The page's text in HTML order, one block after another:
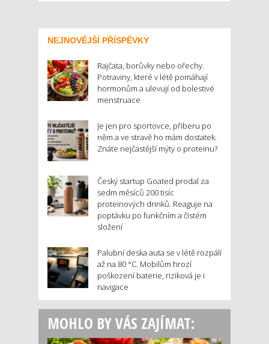
NEJNOVĚJŠÍ PŘÍSPĚVKY
Rajčata, borůvky nebo ořechy.
Potraviny, které v létě pomáhají
hormonům a ulevují od bolestivé
menstruace
Je jen pro sportovce, přiberu po
něm a ve stravě ho mám dostatek.
Znáte nejčastější mýty o proteinu?
Český startup Goated prodal za
sedm měsíců 200 tisíc
proteinových drinků. Reaguje na
poptávku po funkčním a čistém
složení
Palubní deska auta se v létě rozpálí
až na 80 °C. Mobilům hrozí
poškození baterie, riziková je i
navigace
MOHLO BY VÁS ZAJÍMAT: